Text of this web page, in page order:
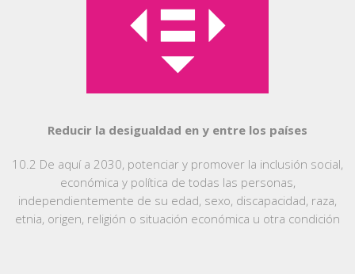
Reducir la desigualdad en y entre los países
10.2 De aquí a 2030, potenciar y promover la inclusión social,
económica y política de todas las personas,
independientemente de su edad, sexo, discapacidad, raza,
etnia, origen, religión o situación económica u otra condición